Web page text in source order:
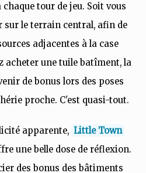
tour de jeu. Soit vous
sur le terrain central, afin de
adjacentes à la case
acheter une tuile batîment, la
de bonus lors des poses
proche. C'est quasi-tout.
apparente, Little Town
une belle dose de réflexion.
des bonus des bâtiments